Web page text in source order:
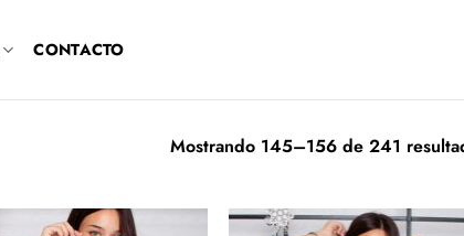
CONTACTO
Mostrando 145–156 de 241